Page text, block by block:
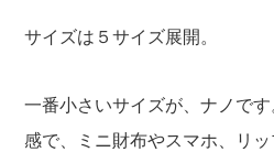
サイズは５サイズ展開。
一番小さいサイズが、ナノで
感で、ミニ財布やスマホ、リ